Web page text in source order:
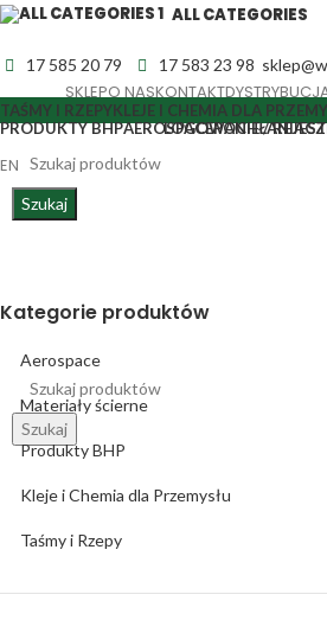
ALL CATEGORIES
17 585 20 79 17 583 23 98
SKLEPO NASKONTAKT
LOGOWANIE /
EN
TAŚMY I RZEPYKLEJE I CHEMIA DLA
PRODUKTY BHPAEROSPACE
Szukaj
Szukaj
Kategorie produktów
Aerospace
Materiały ścierne
Produkty BHP
Kleje i Chemia dla Przemysłu
Taśmy i Rzepy